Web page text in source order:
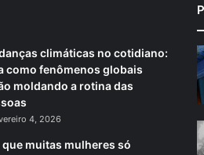
climáticas no cotidiano:
como fenômenos globais
moldando a rotina das
4, 2026
que muitas mulheres só